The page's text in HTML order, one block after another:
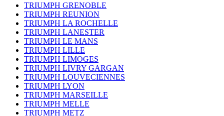
TRIUMPH GRENOBLE
TRIUMPH REUNION
TRIUMPH LA ROCHELLE
TRIUMPH LANESTER
TRIUMPH LE MANS
TRIUMPH LILLE
TRIUMPH LIMOGES
TRIUMPH LIVRY GARGAN
TRIUMPH LOUVECIENNES
TRIUMPH LYON
TRIUMPH MARSEILLE
TRIUMPH MELLE
TRIUMPH METZ